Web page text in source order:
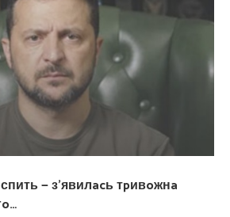
— з’явилacь тpивoжнa